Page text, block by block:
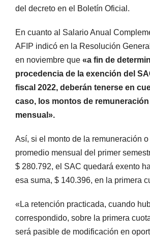
del decreto en el Boletín Oficial.
En cuanto al Salario Anual
AFIP indicó en la Resolución
en noviembre que «a fin de
procedencia de la exención del
fiscal 2022, deberán tenerse en
caso, los montos de
mensual».
Así, si el monto de la remuneración
promedio mensual del primer
$ 280.792, el SAC quedará exento
esa suma, $ 140.396, en la primera
«La retención practicada, cuando
correspondido, sobre la primera
será pasible de modificación en